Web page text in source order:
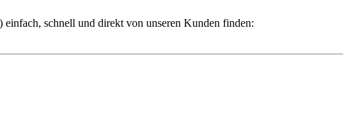
einfach, schnell und direkt von unseren Kunden finden: